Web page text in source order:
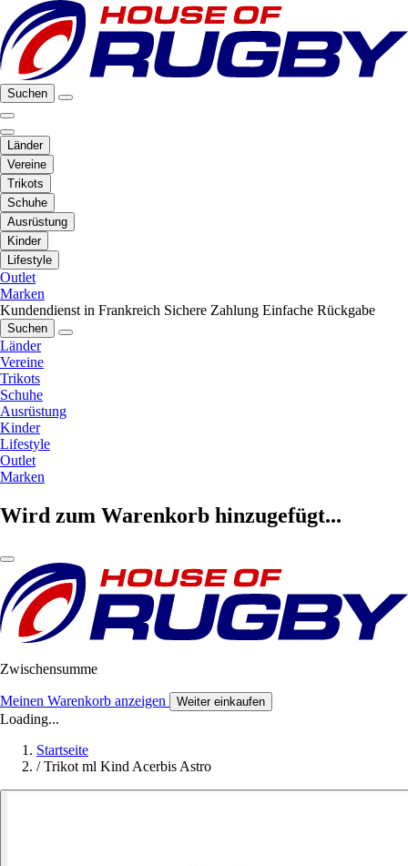
Suchen
Länder
Vereine
Trikots
Schuhe
Ausrüstung
Kinder
Lifestyle
Outlet
Marken
Kundendienst in Frankreich Sichere Zahlung Einfache Rückgabe
Suchen
Länder
Vereine
Trikots
Schuhe
Ausrüstung
Kinder
Lifestyle
Outlet
Marken
Wird zum Warenkorb hinzugefügt...
Zwischensumme
Meinen Warenkorb anzeigen Weiter einkaufen
Loading...
Startseite
/ Trikot ml Kind Acerbis Astro